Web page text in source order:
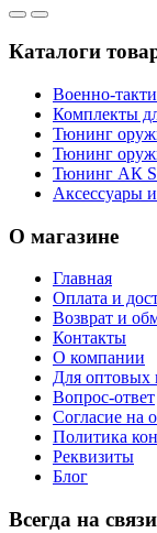
Каталоги
Военно-
Комплекты
Тюнинг
Тюнинг
Тюнинг АК
Аксессуары
О магазине
Главная
Оплата и
Возврат и
Контакты
О компании
Для оптовых
Вопрос-ответ
Согласие на
Политика
Реквизиты
Блог
Всегда на связи